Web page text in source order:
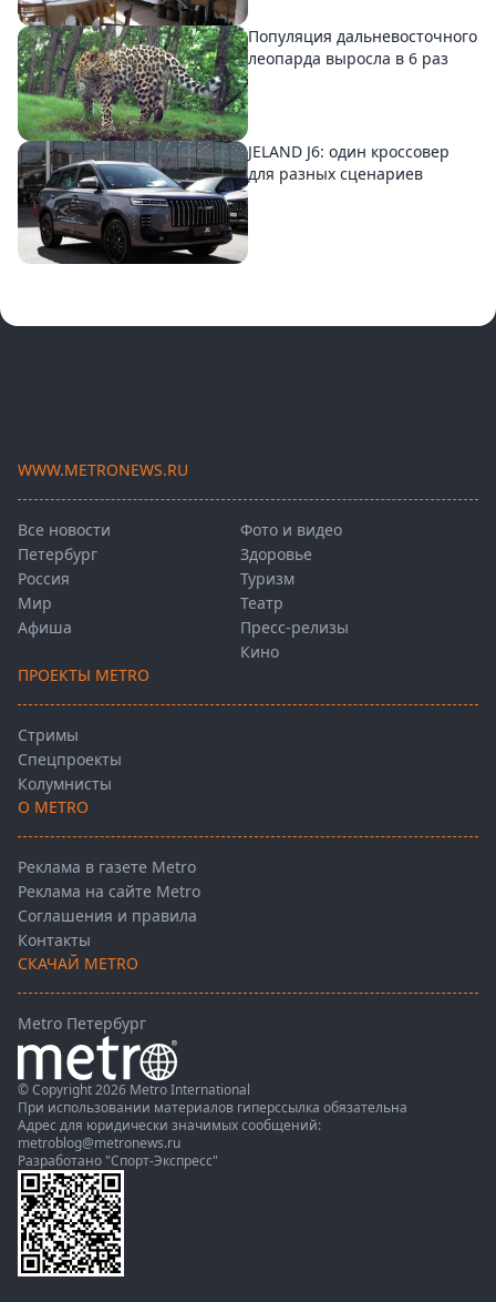
Популяция дальневосточного
леопарда выросла в 6 раз
JELAND J6: один кроссовер
для разных сценариев
WWW.METRONEWS.RU
Все новости
Петербург
Россия
Мир
Афиша
Фото и видео
Здоровье
Туризм
Театр
Пресс-релизы
Кино
ПРОЕКТЫ METRO
Стримы
Спецпроекты
Колумнисты
О METRO
Реклама в газете Metro
Реклама на сайте Metro
Соглашения и правила
Контакты
СКАЧАЙ METRO
Metro Петербург
© Copyright 2026 Metro International
При использовании материалов гиперссылка обязательна
Адрес для юридически значимых сообщений:
metroblog@metronews.ru
Разработано "Спорт-Экспресс"